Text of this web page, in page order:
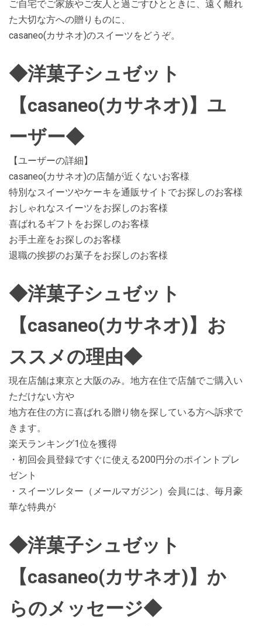
ご自宅でご家族やご友人と過ごすひとときに、遠く離れ
た大切な方への贈りものに、
casaneo(カサネオ)のスイーツをどうぞ。
◆洋菓子シュゼット
【casaneo(カサネオ)】ユ
ーザー◆
【ユーザーの詳細】
casaneo(カサネオ)の店舗が近くないお客様
特別なスイーツやケーキを通販サイトでお探しのお客様
おしゃれなスイーツをお探しのお客様
喜ばれるギフトをお探しのお客様
お手土産をお探しのお客様
退職の挨拶のお菓子をお探しのお客様
◆洋菓子シュゼット
【casaneo(カサネオ)】お
ススメの理由◆
現在店舗は東京と大阪のみ。地方在住で店舗でご購入い
ただけない方や
地方在住の方に喜ばれる贈り物を探している方へ訴求で
きます。
楽天ランキング1位を獲得
・初回会員登録ですぐに使える200円分のポイントプレ
ゼント
・スイーツレター（メールマガジン）会員には、毎月豪
華な特典が
◆洋菓子シュゼット
【casaneo(カサネオ)】か
らのメッセージ◆